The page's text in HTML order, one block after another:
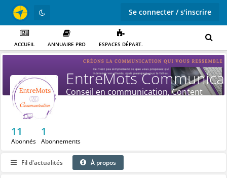
Se connecter / s'inscrire
ACCUEIL ANNUAIRE PRO ESPACES DÉPART.
EntreMots
Conseil en communication, Content
11
Abonnés
1
Abonnements
Fil d'actualités À propos